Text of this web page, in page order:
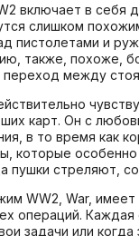
включает в себя
слишком
пистолетами и
также, похоже,
переход между
карт. Он с
в то время как
которые
пушки стреляют,
WW2, War,
операций.
задачи или